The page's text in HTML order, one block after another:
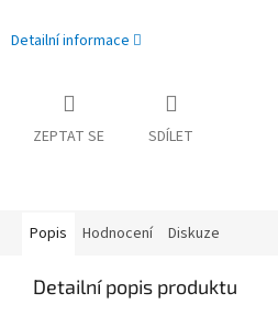
Detailní informace
ZEPTAT SE SDÍLET
Popis Hodnocení Diskuze
Detailní popis produktu